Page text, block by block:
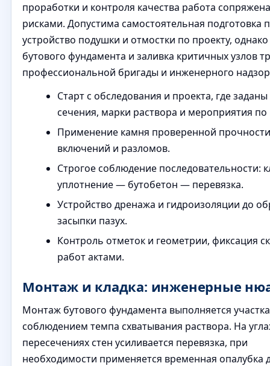
проработки и контроля качества работа
рисками. Допустима самостоятельная подготовка
устройство подушки и отмостки по проекту, однако
бутового фундамента и заливка критичных узлов
профессиональной бригады и инженерного
Старт с обследования и проекта, где
сечения, марки раствора и мероприятия по
Применение камня проверенной
включений и разломов.
Строгое соблюдение последовательности:
уплотнение — бутобетон — перевязка.
Устройство дренажа и гидроизоляции до
засыпки пазух.
Контроль отметок и геометрии, фиксация
работ актами.
Монтаж и кладка: инженерные
Монтаж бутового фундамента выполняется
соблюдением темпа схватывания раствора. На
пересечениях стен усиливается перевязка, при
необходимости применяется временная опалубка